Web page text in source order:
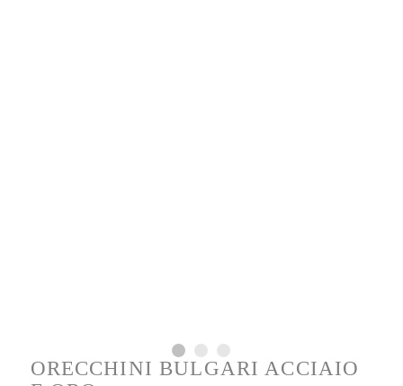
ORECCHINI BULGARI ACCIAIO